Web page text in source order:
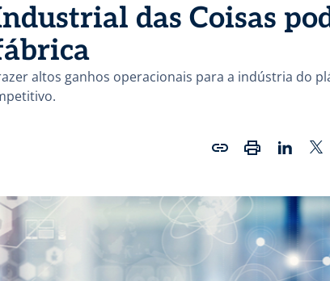
das Coisas
altos ganhos operacionais para a indústria do